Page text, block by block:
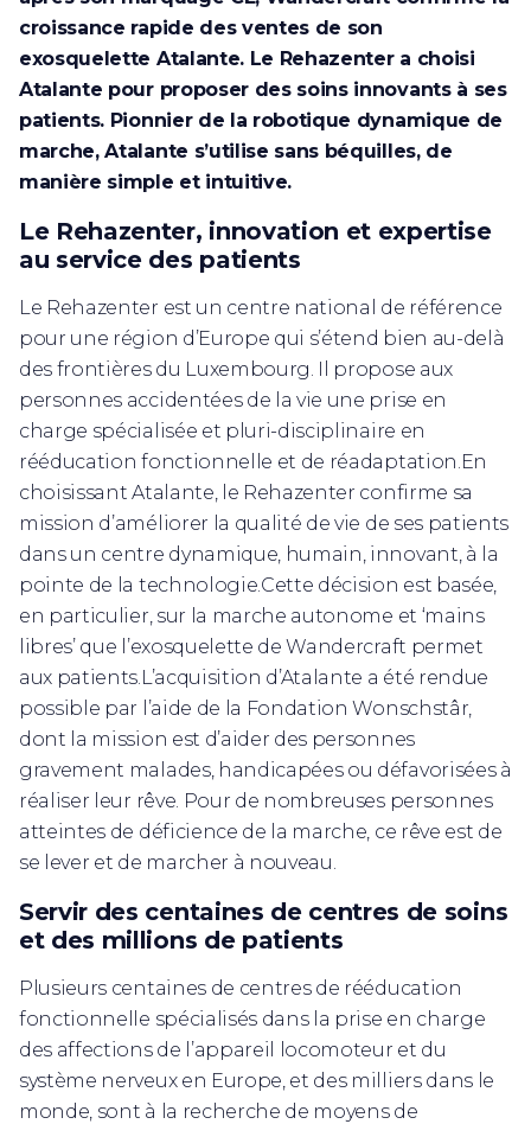
croissance rapide des ventes de son
exosquelette Atalante. Le Rehazenter a choisi
Atalante pour proposer des soins innovants à ses
patients. Pionnier de la robotique dynamique de
marche, Atalante s’utilise sans béquilles, de
manière simple et intuitive.
Le Rehazenter, innovation et expertise
au service des patients
Le Rehazenter est un centre national de référence
pour une région d’Europe qui s’étend bien au-delà
des frontières du Luxembourg. Il propose aux
personnes accidentées de la vie une prise en
charge spécialisée et pluri-disciplinaire en
rééducation fonctionnelle et de réadaptation.En
choisissant Atalante, le Rehazenter confirme sa
mission d’améliorer la qualité de vie de ses patients
dans un centre dynamique, humain, innovant, à la
pointe de la technologie.Cette décision est basée,
en particulier, sur la marche autonome et ‘mains
libres’ que l’exosquelette de Wandercraft permet
aux patients.L’acquisition d’Atalante a été rendue
possible par l’aide de la Fondation Wonschstâr,
dont la mission est d’aider des personnes
gravement malades, handicapées ou défavorisées à
réaliser leur rêve. Pour de nombreuses personnes
atteintes de déficience de la marche, ce rêve est de
se lever et de marcher à nouveau.
Servir des centaines de centres de soins
et des millions de patients
Plusieurs centaines de centres de rééducation
fonctionnelle spécialisés dans la prise en charge
des affections de l’appareil locomoteur et du
système nerveux en Europe, et des milliers dans le
monde, sont à la recherche de moyens de